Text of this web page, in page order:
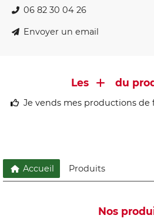
06 82 30 04 26
Envoyer un email
Les du
Je vends mes productions de
Accueil Produits
Nos